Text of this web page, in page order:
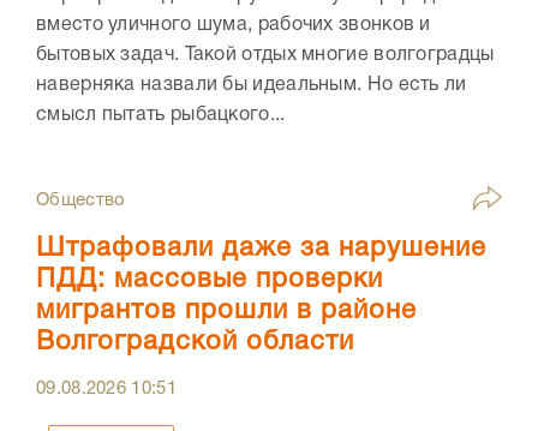
вместо уличного шума, рабочих звонков и
бытовых задач. Такой отдых многие волгоградцы
наверняка назвали бы идеальным. Но есть ли
смысл пытать рыбацкого...
Общество
Штрафовали даже за нарушение
ПДД: массовые проверки
мигрантов прошли в районе
Волгоградской области
09.08.2026 10:51